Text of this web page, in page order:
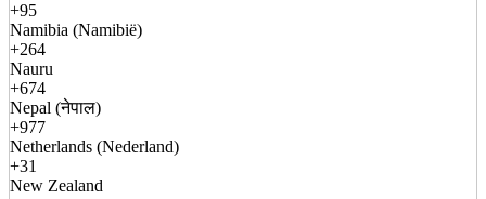
+95
Namibia (Namibië)
+264
Nauru
+674
Nepal (नेपाल)
+977
Netherlands (Nederland)
+31
New Zealand